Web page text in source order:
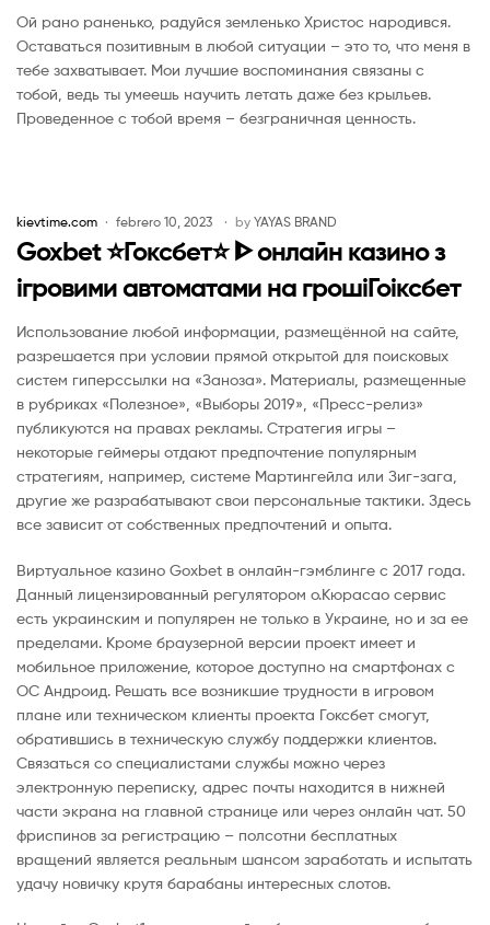
Ой рано раненько, радуйся земленько Христос народився.
Оставаться позитивным в любой ситуации – это то, что меня в
тебе захватывает. Мои лучшие воспоминания связаны с
тобой, ведь ты умеешь научить летать даже без крыльев.
Проведенное с тобой время – безграничная ценность.
kievtime.com febrero 10, 2023 by YAYAS BRAND
Goxbet ⭐️Гоксбет⭐️ ᐈ онлайн казино з
ігровими автоматами на грошіГоіксбет
Использование любой информации, размещённой на сайте,
разрешается при условии прямой открытой для поисковых
систем гиперссылки на «Заноза». Материалы, размещенные
в рубриках «Полезное», «Выборы 2019», «Пресс-релиз»
публикуются на правах рекламы. Стратегия игры –
некоторые геймеры отдают предпочтение популярным
стратегиям, например, системе Мартингейла или Зиг-зага,
другие же разрабатывают свои персональные тактики. Здесь
все зависит от собственных предпочтений и опыта.
Виртуальное казино Goxbet в онлайн-гэмблинге с 2017 года.
Данный лицензированный регулятором о.Кюрасао сервис
есть украинским и популярен не только в Украине, но и за ее
пределами. Кроме браузерной версии проект имеет и
мобильное приложение, которое доступно на смартфонах с
ОС Андроид. Решать все возникшие трудности в игровом
плане или техническом клиенты проекта Гоксбет смогут,
обратившись в техническую службу поддержки клиентов.
Связаться со специалистами службы можно через
электронную переписку, адрес почты находится в нижней
части экрана на главной странице или через онлайн чат. 50
фриспинов за регистрацию – полсотни бесплатных
вращений является реальным шансом заработать и испытать
удачу новичку крутя барабаны интересных слотов.